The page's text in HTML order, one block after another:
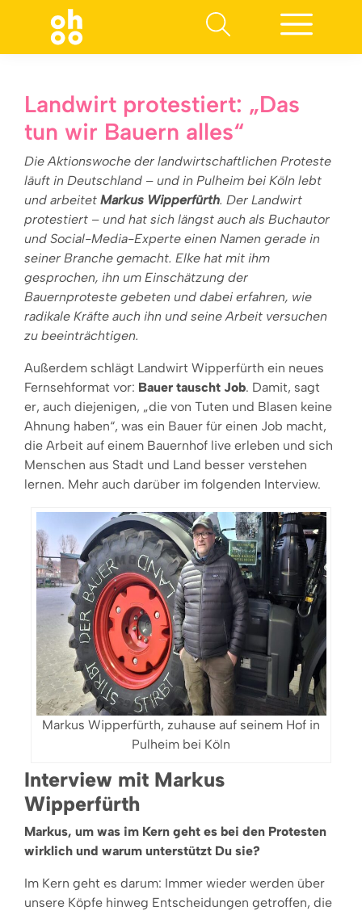
Landwirt protestiert: „Das
tun wir Bauern alles“
Die Aktionswoche der landwirtschaftlichen Proteste
läuft in Deutschland – und in Pulheim bei Köln lebt
und arbeitet Markus Wipperfürth. Der Landwirt
protestiert – und hat sich längst auch als Buchautor
und Social-Media-Experte einen Namen gerade in
seiner Branche gemacht. Elke hat mit ihm
gesprochen, ihn um Einschätzung der
Bauernproteste gebeten und dabei erfahren, wie
radikale Kräfte auch ihn und seine Arbeit versuchen
zu beeinträchtigen.
Außerdem schlägt Landwirt Wipperfürth ein neues
Fernsehformat vor: Bauer tauscht Job. Damit, sagt
er, auch diejenigen, „die von Tuten und Blasen keine
Ahnung haben“, was ein Bauer für einen Job macht,
die Arbeit auf einem Bauernhof live erleben und sich
Menschen aus Stadt und Land besser verstehen
lernen. Mehr auch darüber im folgenden Interview.
Markus Wipperfürth, zuhause auf seinem Hof in
Pulheim bei Köln
Interview mit Markus
Wipperfürth
Markus, um was im Kern geht es bei den Protesten
wirklich und warum unterstützt Du sie?
Im Kern geht es darum: Immer wieder werden über
unsere Köpfe hinweg Entscheidungen getroffen, die